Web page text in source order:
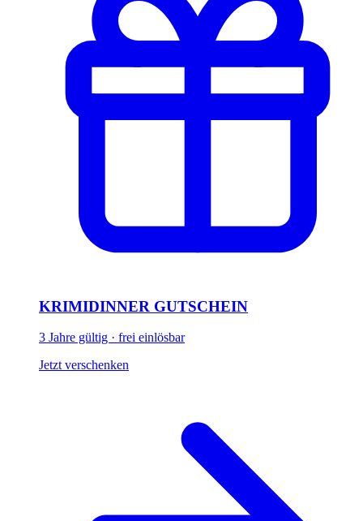
KRIMIDINNER GUTSCHEIN
3 Jahre gültig · frei einlösbar
Jetzt verschenken